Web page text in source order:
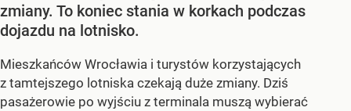
zmiany. To koniec stania w korkach podczas
dojazdu na lotnisko.
Mieszkańców Wrocławia i turystów korzystających
z tamtejszego lotniska czekają duże zmiany. Dziś
pasażerowie po wyjściu z terminala muszą wybierać